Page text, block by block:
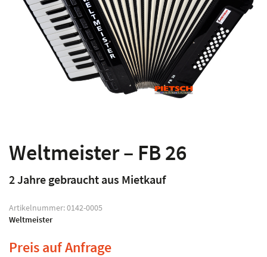
Weltmeister – FB 26
2 Jahre gebraucht aus Mietkauf
Artikelnummer:0142-0005
Weltmeister
Preis auf Anfrage